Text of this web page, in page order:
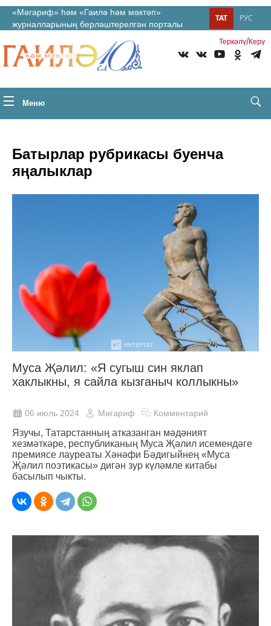
«Мәгариф» һәм «Гаилә һәм мәктәп»
журналларының берләштерелгән порталы
РУС
ТАТ
Теркəлү/Керү
Меню
Батырлар рубрикасы буенча
яңалыклар
Муса Җәлил: «Я сугыш син яклап
хаклыкны, я сайла кызганыч коллыкны»
06 июль 2024 Мәгариф Комментарий
Язучы, Татарстанның атказанган мәдәният
хезмәткәре, республиканың Муса Җәлил исемендәге
премиясе лауреаты Хәнәфи Бәдигыйнең «Муса
Җәлил поэтикасы» дигән зур күләмле китабы
басылып чыкты.